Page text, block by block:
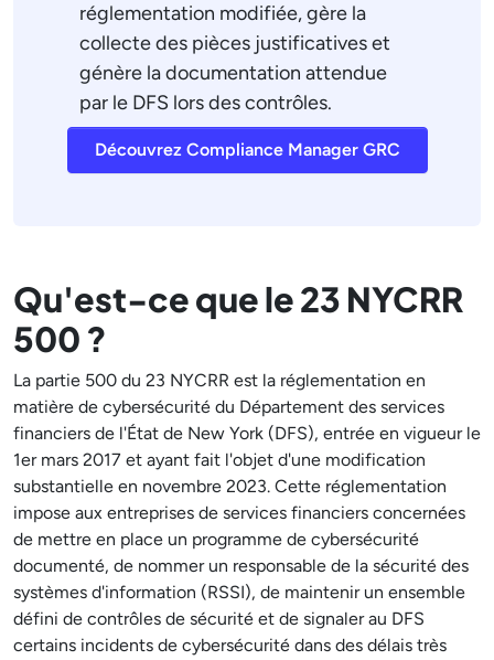
réglementation modifiée, gère la
collecte des pièces justificatives et
génère la documentation attendue
par le DFS lors des contrôles.
Découvrez Compliance Manager GRC
Qu'est-ce que le 23 NYCRR
500 ?
La partie 500 du 23 NYCRR est la réglementation en
matière de cybersécurité du Département des services
financiers de l'État de New York (DFS), entrée en vigueur le
1er mars 2017 et ayant fait l'objet d'une modification
substantielle en novembre 2023. Cette réglementation
impose aux entreprises de services financiers concernées
de mettre en place un programme de cybersécurité
documenté, de nommer un responsable de la sécurité des
systèmes d'information (RSSI), de maintenir un ensemble
défini de contrôles de sécurité et de signaler au DFS
certains incidents de cybersécurité dans des délais très